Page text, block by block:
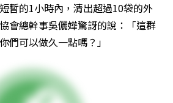
暫的1小時內，清出超過10袋的外
會總幹事吳儷嬅驚訝的說：「這群
們可以做久一點嗎？」